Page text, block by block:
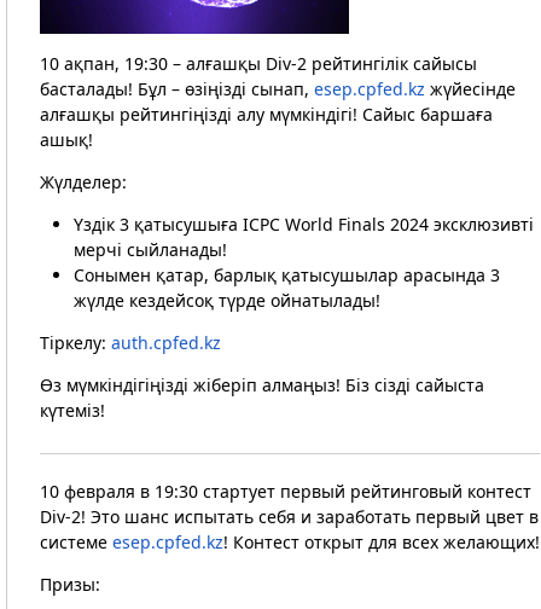
10 ақпан, 19:30 – алғашқы Div-2 рейтингілік сайысы
басталады! Бұл – өзіңізді сынап, esep.cpfed.kz жүйесінде
алғашқы рейтингіңізді алу мүмкіндігі! Сайыс баршаға
ашық!
Жүлделер:
Үздік 3 қатысушыға ICPC World Finals 2024 эксклюзивті
мерчі сыйланады!
Сонымен қатар, барлық қатысушылар арасында 3
жүлде кездейсоқ түрде ойнатылады!
Тіркелу: auth.cpfed.kz
Өз мүмкіндігіңізді жіберіп алмаңыз! Біз сізді сайыста
күтеміз!
10 февраля в 19:30 стартует первый рейтинговый контест
Div-2! Это шанс испытать себя и заработать первый цвет в
системе esep.cpfed.kz! Контест открыт для всех желающих!
Призы: